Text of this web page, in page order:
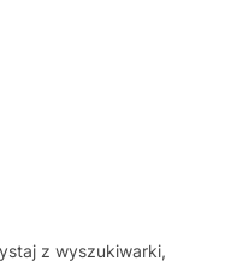
z wyszukiwarki,